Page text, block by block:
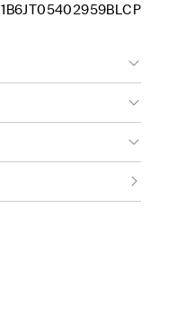
1B6JT05402959BLCP